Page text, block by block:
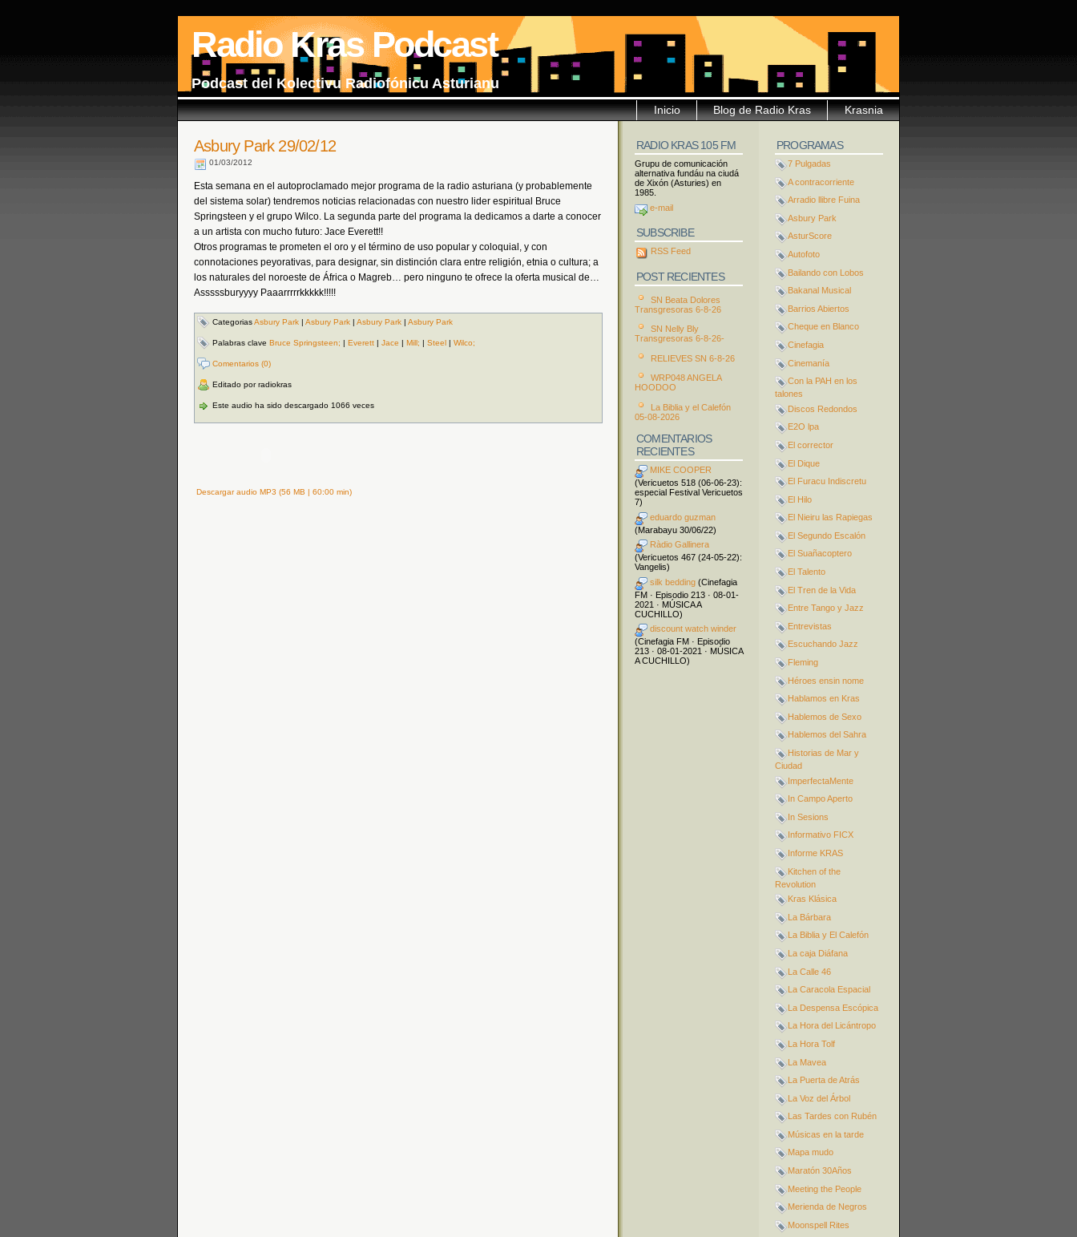
Radio Kras Podcast
Podcast del Kolectivu Radiofónicu Asturianu
Krasnia
Blog de Radio Kras
Inicio
Asbury Park 29/02/12
01/03/2012
Esta semana en el autoproclamado mejor programa de la radio asturiana (y probablemente
del sistema solar) tendremos noticias relacionadas con nuestro lider espiritual Bruce
Springsteen y el grupo Wilco. La segunda parte del programa la dedicamos a darte a conocer
a un artista con mucho futuro: Jace Everett!!
Otros programas te prometen el oro y el término de uso popular y coloquial, y con
connotaciones peyorativas, para designar, sin distinción clara entre religión, etnia o cultura; a
los naturales del noroeste de África o Magreb… pero ninguno te ofrece la oferta musical de…
Asssssburyyyy Paaarrrrrkkkkk!!!!!
CategoriasAsbury Park | Asbury Park | Asbury Park | Asbury Park
Palabras clave Bruce Springsteen; | Everett | Jace | Mill; | Steel | Wilco;
Comentarios (0)
Editado por radiokras
Este audio ha sido descargado 1066 veces
Descargar audio MP3 (56 MB | 60:00 min)
PROGRAMAS
7 Pulgadas
A contracorriente
Arradio llibre Fuina
Asbury Park
AsturScore
Autofoto
Bailando con Lobos
Bakanal Musical
Barrios Abiertos
Cheque en Blanco
Cinefagia
Cinemanía
Con la PAH en los
talones
Discos Redondos
E2O lpa
El corrector
El Dique
El Furacu Indiscretu
El Hilo
El Nieiru las Rapiegas
El Segundo Escalón
El Suañacoptero
El Talento
El Tren de la Vida
Entre Tango y Jazz
Entrevistas
Escuchando Jazz
Fleming
Héroes ensin nome
Hablamos en Kras
Hablemos de Sexo
Hablemos del Sahra
Historias de Mar y
Ciudad
ImperfectaMente
In Campo Aperto
In Sesions
Informativo FICX
Informe KRAS
Kitchen of the
Revolution
Kras Klásica
La Bárbara
La Biblia y El Calefón
La caja Diáfana
La Calle 46
La Caracola Espacial
La Despensa Escópica
La Hora del Licántropo
La Hora Tolf
La Mavea
La Puerta de Atrás
La Voz del Árbol
Las Tardes con Rubén
Músicas en la tarde
Mapa mudo
Maratón 30Años
Meeting the People
Merienda de Negros
Moonspell Rites
RADIO KRAS 105 FM
Grupu de comunicación
alternativa fundáu na ciudá
de Xixón (Asturies) en
1985.
e-mail
SUBSCRIBE
RSS Feed
POST RECIENTES
SN Beata Dolores
Transgresoras 6-8-26
SN Nelly Bly
Transgresoras 6-8-26-
RELIEVES SN 6-8-26
WRP048 ANGELA
HOODOO
La Biblia y el Calefón
05-08-2026
COMENTARIOS
RECIENTES
MIKE COOPER
(Vericuetos 518 (06-06-23):
especial Festival Vericuetos
7)
eduardo guzman
(Marabayu 30/06/22)
Ràdio Gallinera
(Vericuetos 467 (24-05-22):
Vangelis)
silk bedding (Cinefagia
FM · Episodio 213 · 08-01-
2021 · MÚSICA A
CUCHILLO)
discount watch winder
(Cinefagia FM · Episodio
213 · 08-01-2021 · MÚSICA
A CUCHILLO)